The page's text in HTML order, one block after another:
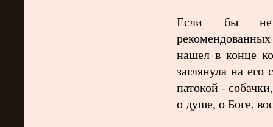
Если бы не
нашел в конце
заглянула на его
патокой -
о душе, о Боге,